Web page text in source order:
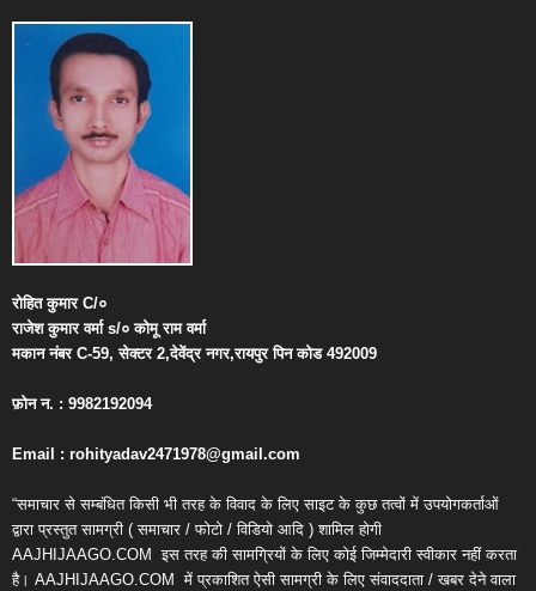
रोहित कुमारC/०
राजेश कुमार वर्माs/० कोमू राम वर्मा
मकान नंबरC-59,सेक्टर2,देवेंद्र नगर,रायपुर पिन कोड492009
फ़ोन न. : 9982192094
Email : rohityadav2471978@gmail.com
“समाचार से सम्बंधित किसी भी तरह के विवाद के लिए साइट के कुछ तत्वों में उपयोगकर्ताओं
द्वारा प्रस्तुत सामग्री ( समाचार / फोटो / विडियो आदि ) शामिल होगी
AAJHIJAAGO.COM इस तरह की सामग्रियों के लिए कोई जिम्मेदारी स्वीकार नहीं करता
है। AAJHIJAAGO.COM में प्रकाशित ऐसी सामग्री के लिए संवाददाता / खबर देने वाला